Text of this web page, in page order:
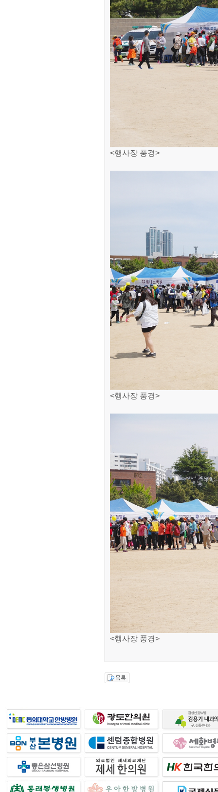
<행사장 풍경>
<행사장 풍경>
<행사장 풍경>